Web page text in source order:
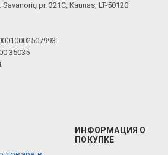
pr. 321C, Kaunas, LT-50120
35035
ИНФОРМАЦИЯ О
ПОКУПКЕ